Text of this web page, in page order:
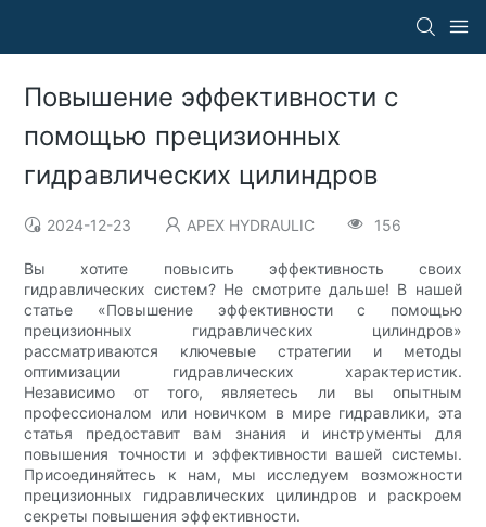
Повышение эффективности с
помощью прецизионных
гидравлических цилиндров
2024-12-23 APEX HYDRAULIC 156
Вы хотите повысить эффективность своих
гидравлических систем? Не смотрите дальше! В нашей
статье «Повышение эффективности с помощью
прецизионных гидравлических цилиндров»
рассматриваются ключевые стратегии и методы
оптимизации гидравлических характеристик.
Независимо от того, являетесь ли вы опытным
профессионалом или новичком в мире гидравлики, эта
статья предоставит вам знания и инструменты для
повышения точности и эффективности вашей системы.
Присоединяйтесь к нам, мы исследуем возможности
прецизионных гидравлических цилиндров и раскроем
секреты повышения эффективности.